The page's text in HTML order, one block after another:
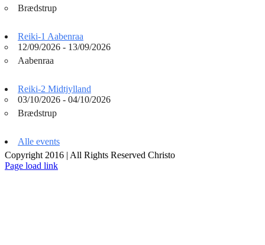
Brædstrup
Reiki-1 Aabenraa
12/09/2026 - 13/09/2026
Aabenraa
Reiki-2 Midtjylland
03/10/2026 - 04/10/2026
Brædstrup
Alle events
Copyright 2016 | All Rights Reserved Christo
Page load link